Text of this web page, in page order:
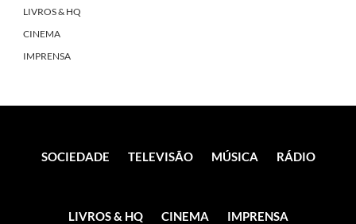
LIVROS & HQ
CINEMA
IMPRENSA
SOCIEDADE TELEVISÃO MÚSICA RÁDIO
LIVROS & HQ CINEMA IMPRENSA